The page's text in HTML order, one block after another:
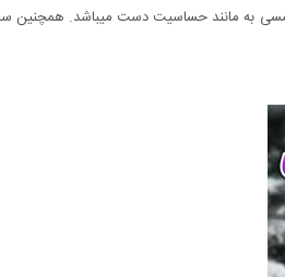
به مانند حساسیت دست میباشد. همچنین